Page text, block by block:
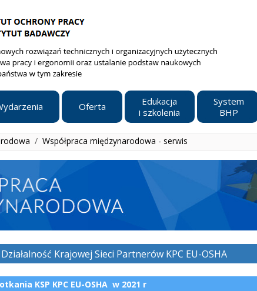
Oferta
Edukacja
i szkolenia
System
BHP
/ Współpraca międzynarodowa - serwis
Działalność Krajowej Sieci Partnerów KPC EU-OSHA
KSP KPC EU-OSHA w 2021 r